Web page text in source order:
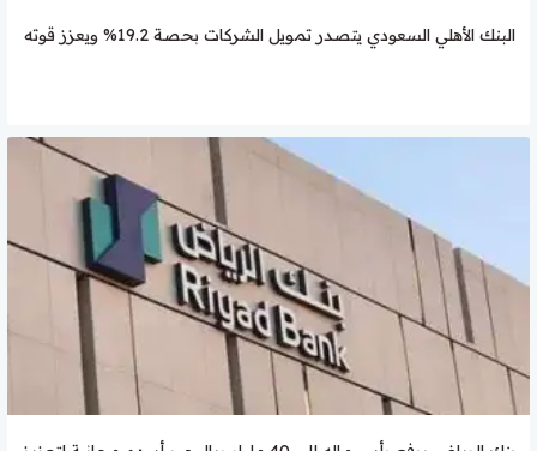
البنك الأهلي السعودي يتصدر تمويل الشركات بحصة 19.2% ويعزز قوته